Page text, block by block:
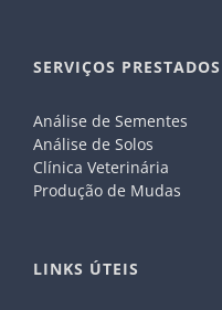
SERVIÇOS PRESTADOS
Análise de Sementes
Análise de Solos
Clínica Veterinária
Produção de Mudas
LINKS ÚTEIS